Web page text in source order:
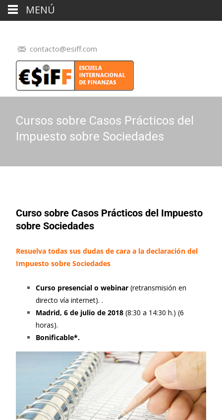
contacto@esiff.com
Cursos sobre Casos Prácticos del
Impuesto sobre Sociedades
Curso sobre Casos Prácticos del Impuesto
sobre Sociedades
Resuelva todas sus dudas de cara a la declaración del
Impuesto sobre Sociedades
Curso presencial o webinar (retransmisión en
directo vía internet). .
Madrid, 6 de julio de 2018 (8:30 a 14:30 h.) (6
horas).
Bonificable*.
MENÚ